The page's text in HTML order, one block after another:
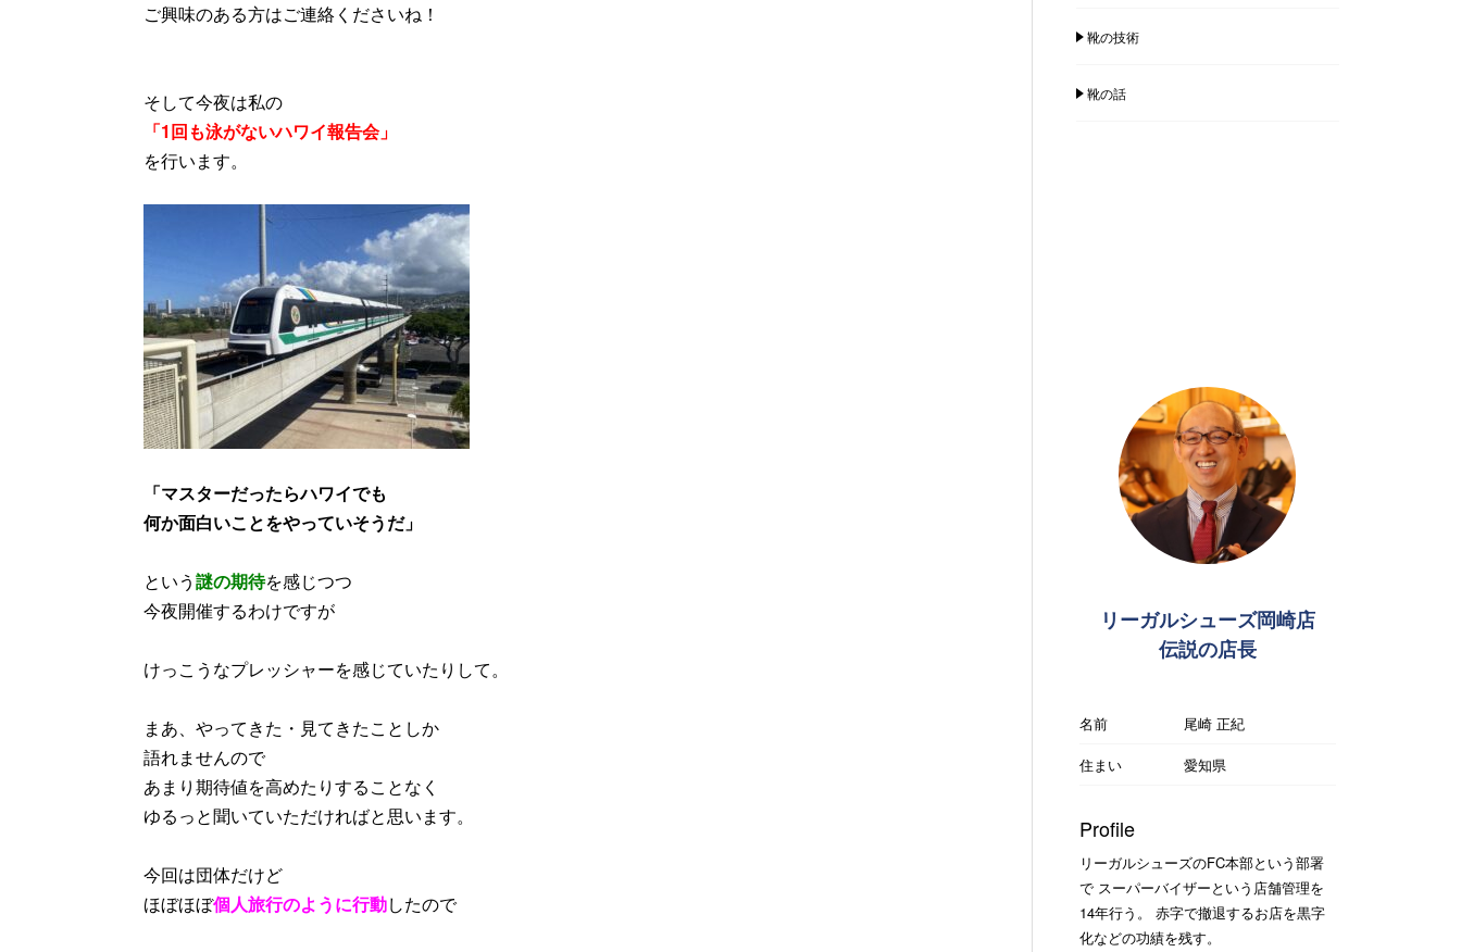
ご興味のある方はご連絡くださいね！
そして今夜は私の
「1回も泳がないハワイ報告会」
を行います。
「マスターだったらハワイでも
何か面白いことをやっていそうだ」
という謎の期待を感じつつ
今夜開催するわけですが
けっこうなプレッシャーを感じていたりして。
まあ、やってきた・見てきたことしか
語れませんので
あまり期待値を高めたりすることなく
ゆるっと聞いていただければと思います。
今回は団体だけど
ほぼほぼ個人旅行のように行動したので
靴の技術
靴の話
リーガルシューズ岡崎店
伝説の店長
名前
尾崎 正紀
住まい
愛知県
Profile
リーガルシューズのFC本部という部署
で スーパーバイザーという店舗管理を
14年行う。 赤字で撤退するお店を黒字
化などの功績を残す。